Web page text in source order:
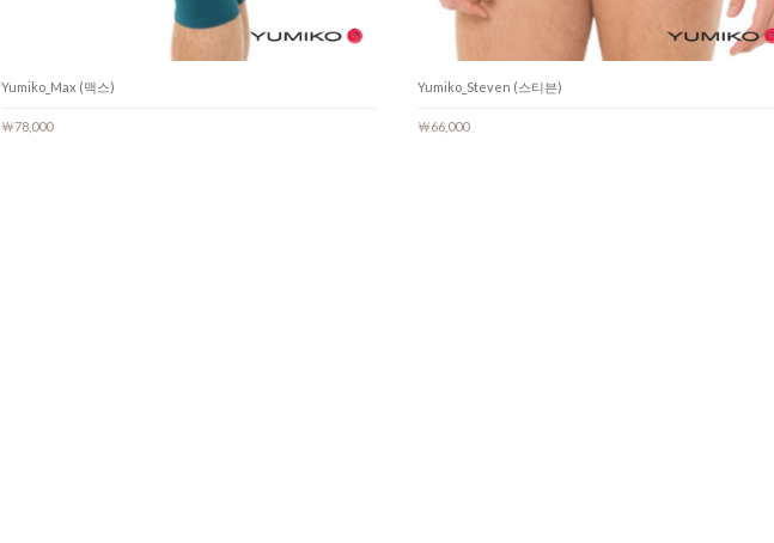
Yumiko_Max (맥스)
￦78,000
Yumiko_Steven (스티븐)
￦66,000